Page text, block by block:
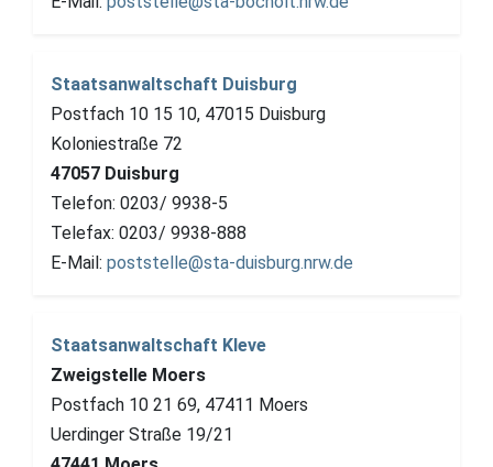
Staatsanwaltschaft Duisburg
Postfach 10 15 10, 47015 Duisburg
Koloniestraße 72
47057 Duisburg
Telefon: 0203/ 9938-5
Telefax: 0203/ 9938-888
E-Mail: poststelle@sta-duisburg.nrw.de
Staatsanwaltschaft Kleve
Zweigstelle Moers
Postfach 10 21 69, 47411 Moers
Uerdinger Straße 19/21